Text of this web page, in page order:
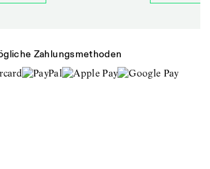
Zahlungsmethoden